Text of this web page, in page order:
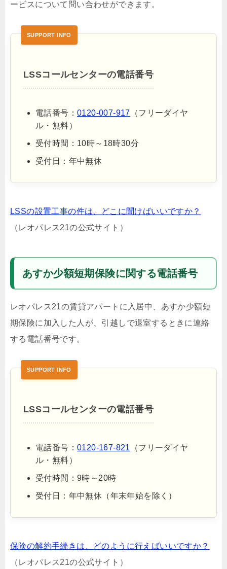
ービスについて問い合わせができます。
LSSコールセンターの電話番号
電話番号： 0120-007-917 （フリーダイヤ
ル・無料）
受付時間：10時～18時30分
受付日：年中無休
LSSの設置工事の件は、どこに聞けばいいですか？
（レオパレス21の公式サイト）
あすか少額短期保険に関する電話番号
レオパレス21の賃貸アパートに入居中、あすか少額短
期保険に加入した人が、引越しで退室するときに連絡
する電話番号です。
LSSコールセンターの電話番号
電話番号： 0120-167-821
（フリーダイヤ
ル・無料）
受付時間：9時～20時
受付日：年中無休（年末年始を除く）
保険の解約手続きは、どのように行えばいいですか？
（レオパレス21の公式サイト）